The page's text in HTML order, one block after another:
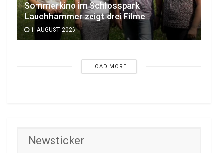
Sommerkino im Schlosspark
Lauchhammer zeigt drei Filme
1. AUGUST 2026
LOAD MORE
Newsticker